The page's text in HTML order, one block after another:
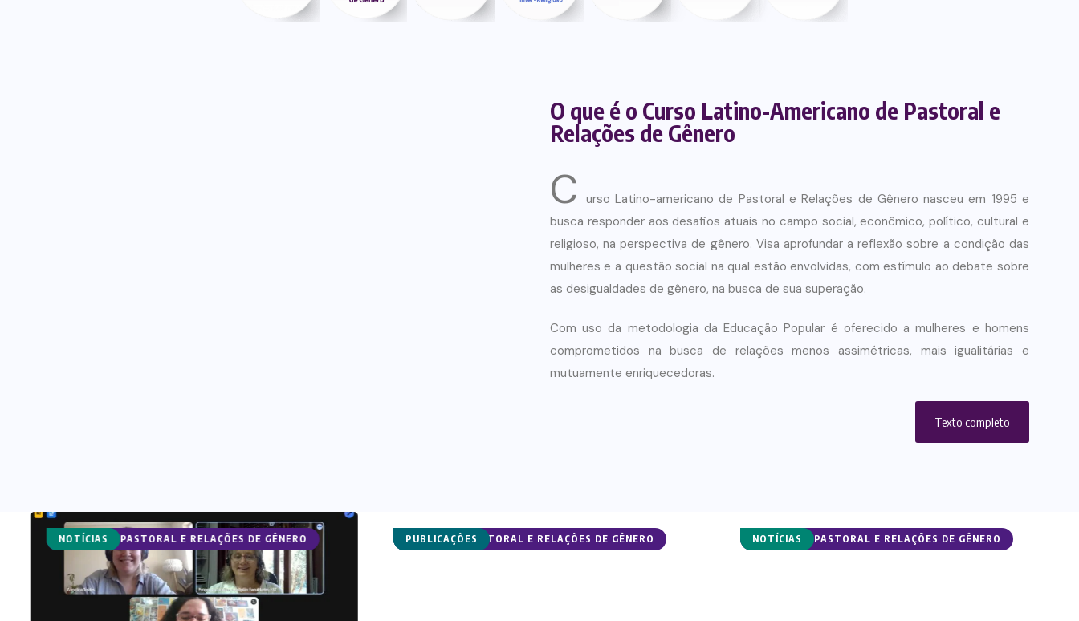
O que é o Curso Latino-Americano de Pastoral e
Relações de Gênero
C urso Latino-americano de Pastoral e Relações de Gênero nasceu em 1995 e
busca responder aos desafios atuais no campo social, econômico, político, cultural e
religioso, na perspectiva de gênero. Visa aprofundar a reflexão sobre a condição das
mulheres e a questão social na qual estão envolvidas, com estímulo ao debate sobre
as desigualdades de gênero, na busca de sua superação.
Com uso da metodologia da Educação Popular é oferecido a mulheres e homens
comprometidos na busca de relações menos assimétricas, mais igualitárias e
mutuamente enriquecedoras.
Texto completo
CURSO DE ECUMENISMO
CURSOS DE PASTORAL E RELAÇÕES DE GÊNERO
NOTÍCIAS CESEEP
CURSOS DE PASTORAL E RELAÇÕES DE GÊNERO
NOTÍCIAS
PUBLICAÇÕES CURSOS DE PASTORAL E RELAÇÕES DE GÊNERO
NOTÍCIAS